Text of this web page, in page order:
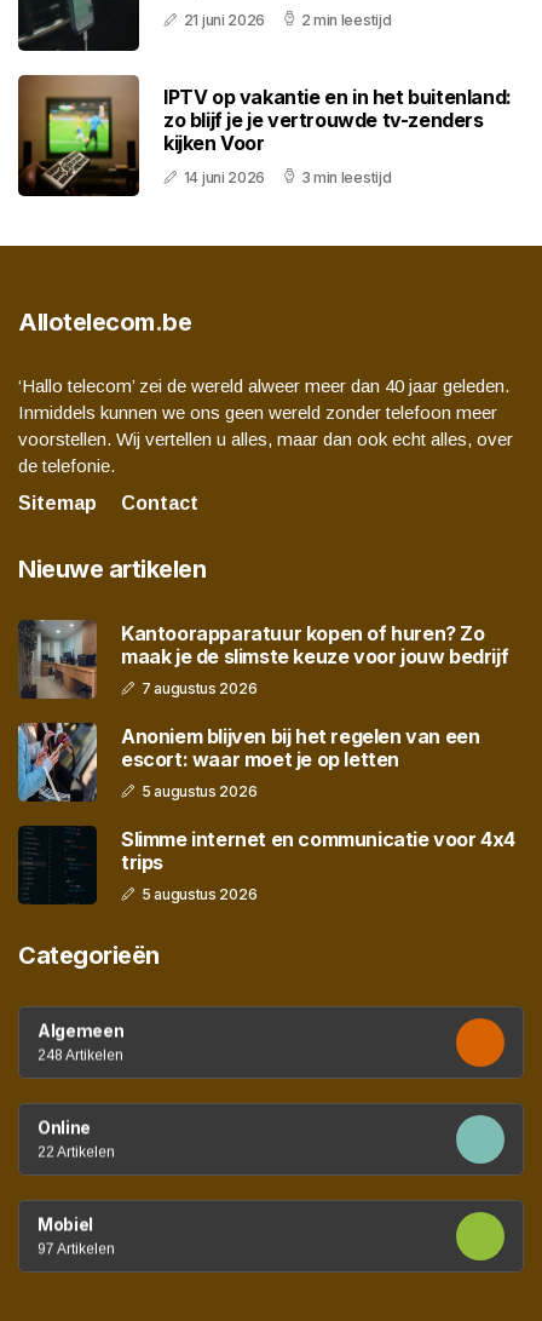
21 juni 2026 2 min leestijd
IPTV op vakantie en in het buitenland:
zo blijf je je vertrouwde tv-zenders
kijken Voor
14 juni 2026 3 min leestijd
Allotelecom.be
‘Hallo telecom’ zei de wereld alweer meer dan 40 jaar geleden.
Inmiddels kunnen we ons geen wereld zonder telefoon meer
voorstellen. Wij vertellen u alles, maar dan ook echt alles, over
de telefonie.
Sitemap
Contact
Nieuwe artikelen
Kantoorapparatuur kopen of huren? Zo
maak je de slimste keuze voor jouw bedrijf
7 augustus 2026
Anoniem blijven bij het regelen van een
escort: waar moet je op letten
5 augustus 2026
Slimme internet en communicatie voor 4x4
trips
5 augustus 2026
Categorieën
Algemeen
248 Artikelen
Online
22 Artikelen
Mobiel
97 Artikelen